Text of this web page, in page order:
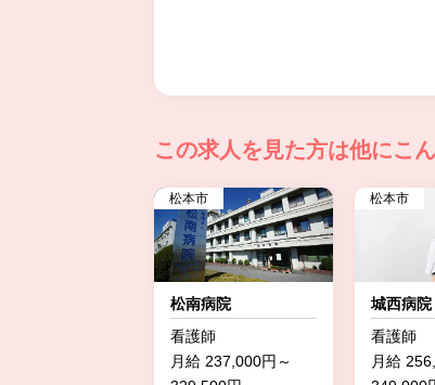
この求人を見た方は他にこ
松本市
松南病院
看護師
月給 237,000円～
松本市
城西病院
看護師
月給